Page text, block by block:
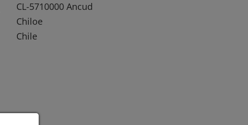
CL-5710000 Ancud
Chiloe
Chile